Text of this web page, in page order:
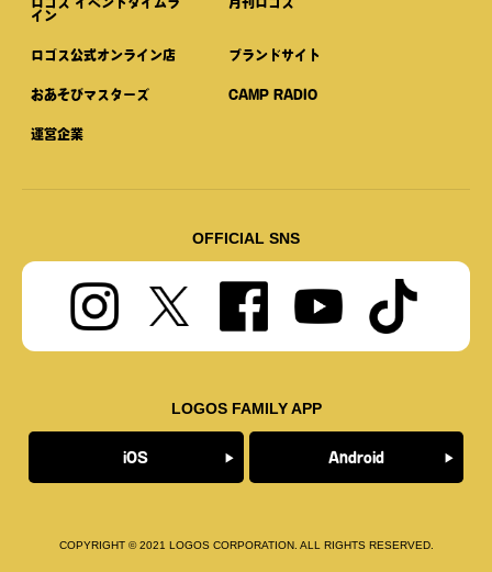
イン
ロゴス公式オンライン店 ブランドサイト
おあそびマスターズ CAMP RADIO
運営企業
OFFICIAL SNS
LOGOS FAMILY APP
iOS Android
COPYRIGHT © 2021 LOGOS CORPORATION. ALL RIGHTS RESERVED.